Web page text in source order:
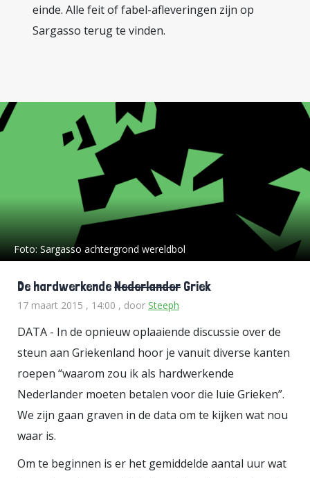
einde. Alle feit of fabel-afleveringen zijn op
Sargasso terug te vinden.
Foto:Sargasso achtergrond wereldbol
De hardwerkendeNederlander Griek
17 maart 2015 , 14:00 , door Steeph
DATA - In de opnieuw oplaaiende discussie over de
steun aan Griekenland hoor je vanuit diverse kanten
roepen “waarom zou ik als hardwerkende
Nederlander moeten betalen voor die luie Grieken”.
We zijn gaan graven in de data om te kijken wat nou
waar is.
Om te beginnen is er het gemiddelde aantal uur wat